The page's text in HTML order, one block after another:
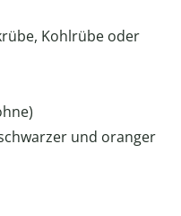
Kohlrübe oder
und oranger